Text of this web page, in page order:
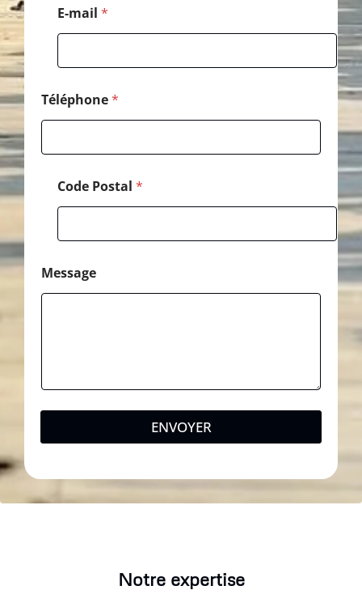
E-mail *
Téléphone*
Code Postal *
é
l
é
p
h
o
n
Message
ENVOYER
Notre expertise